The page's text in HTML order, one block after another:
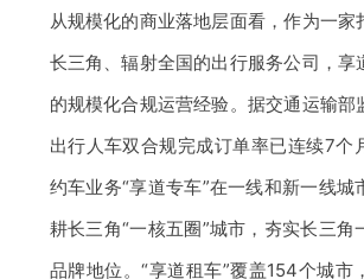
从规模化的商业落地层面看，作为一家
长三角、辐射全国的出行服务公司，享
的规模化合规运营经验。 据交通运输部
出行人车双合规完成订单率已连续7个
约车业务“享道专车”在一线和新一线城
耕长三角“一核五圈”城市，夯实长三角
品牌地位。“享道租车”覆盖154个城市